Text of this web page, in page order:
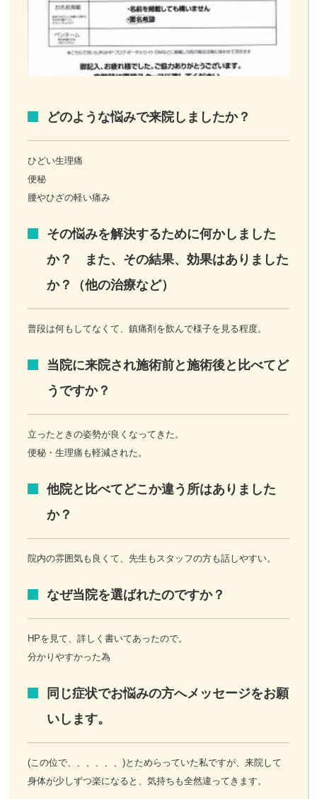
どのような悩みで来院しましたか？
ひどい生理痛
便秘
腰やひざの軽い痛み
その悩みを解決するために何かしました
か？ また、その結果、効果はありました
か？（他の治療など）
普段は何もしてなくて、鎮痛剤を飲んで様子を見る程度。
当院に来院され施術前と施術後と比べてど
うですか？
立ったときの姿勢が良くなってきた。
便秘・生理痛も軽減された。
他院と比べてどこか違う所はありました
か？
院内の雰囲気も良くて、先生もスタッフの方も話しやすい。
なぜ当院を選ばれたのですか？
HPを見て、詳しく書いてあったので。
分かりやすかった為
同じ症状でお悩みの方へメッセージをお願
いします。
(この位で、、、、、、)とためらっていた私ですが、来院して
身体が少しずつ楽になると、気持ちも全然違ってきます。